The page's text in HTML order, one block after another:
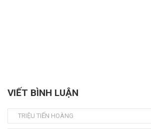
VIẾT BÌNH LUẬN